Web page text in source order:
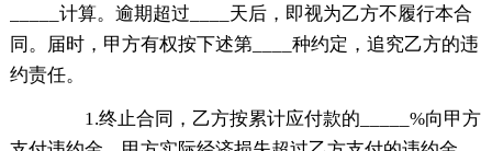
_____计算。逾期超过____天后，即视为乙方不履行本合
同。届时，甲方有权按下述第____种约定，追究乙方的违
约责任。
1.终止合同，乙方按累计应付款的_____%向甲方